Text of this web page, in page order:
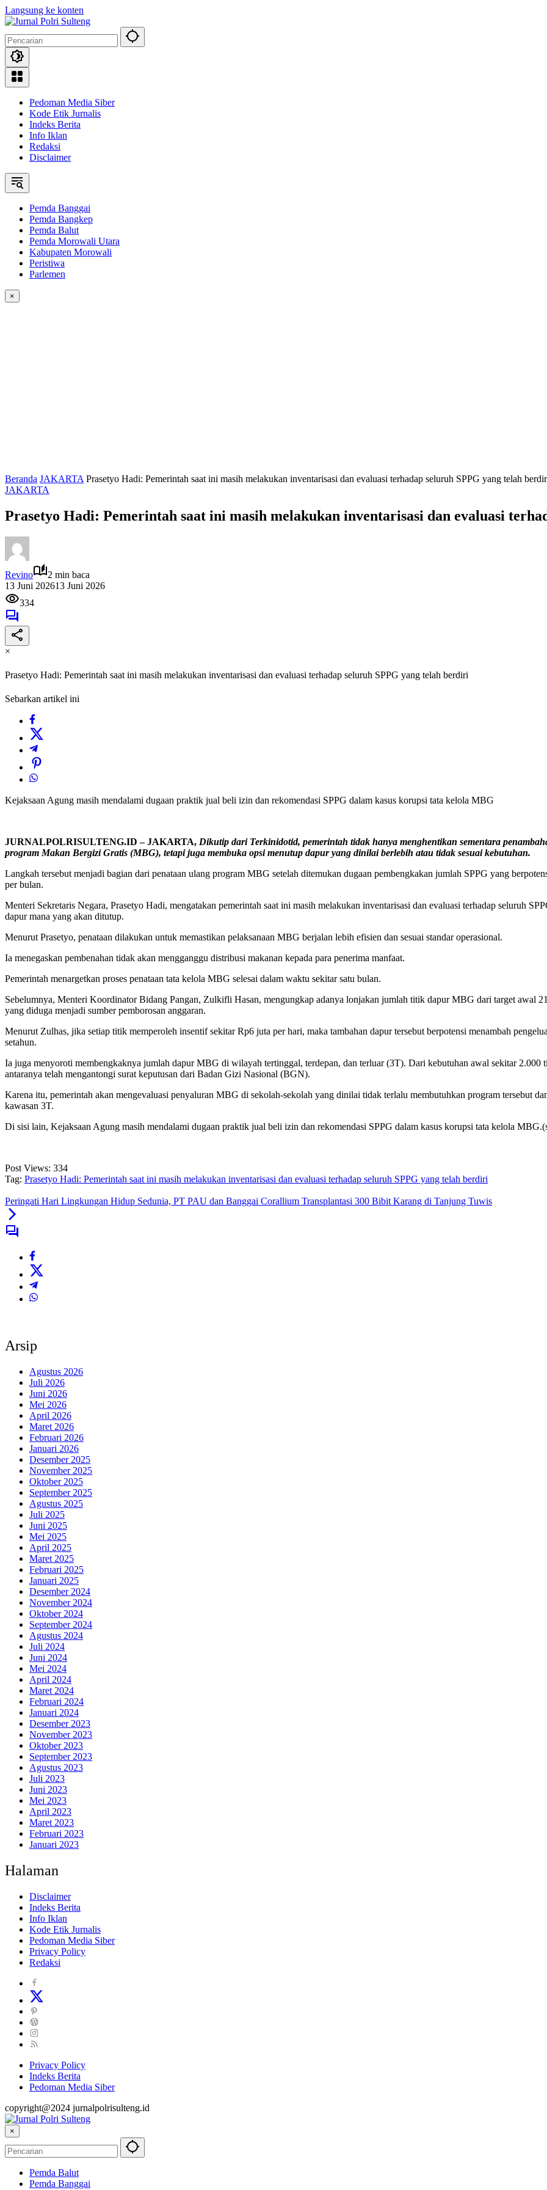
Langsung ke konten
Pedoman Media Siber
Kode Etik Jurnalis
Indeks Berita
Info Iklan
Redaksi
Disclaimer
Pemda Banggai
Pemda Bangkep
Pemda Balut
Pemda Morowali Utara
Kabupaten Morowali
Peristiwa
Parlemen
×
Beranda JAKARTA Prasetyo Hadi: Pemerintah saat ini masih melakukan inventarisasi dan evaluasi terhadap seluruh SPPG yang telah
JAKARTA
Prasetyo Hadi: Pemerintah saat ini masih melakukan inventarisasi dan evaluasi
Revino
2 min baca
13 Juni 202613 Juni 2026
334
×
Prasetyo Hadi: Pemerintah saat ini masih melakukan inventarisasi dan evaluasi terhadap seluruh SPPG yang telah berdiri
Sebarkan artikel ini
Kejaksaan Agung masih mendalami dugaan praktik jual beli izin dan rekomendasi SPPG dalam kasus korupsi tata kelola MBG
JURNALPOLRISULTENG.ID – JAKARTA, Dikutip dari Terkinidotid, pemerintah tidak hanya menghentikan sementara
program Makan Bergizi Gratis (MBG), tetapi juga membuka opsi menutup dapur yang dinilai berlebih atau tidak sesuai kebutuhan.
Langkah tersebut menjadi bagian dari penataan ulang program MBG setelah ditemukan dugaan pembengkakan jumlah SPPG yang
per bulan.
Menteri Sekretaris Negara, Prasetyo Hadi, mengatakan pemerintah saat ini masih melakukan inventarisasi dan evaluasi terhadap seluruh
dapur mana yang akan ditutup.
Menurut Prasetyo, penataan dilakukan untuk memastikan pelaksanaan MBG berjalan lebih efisien dan sesuai standar operasional.
Ia menegaskan pembenahan tidak akan mengganggu distribusi makanan kepada para penerima manfaat.
Pemerintah menargetkan proses penataan tata kelola MBG selesai dalam waktu sekitar satu bulan.
Sebelumnya, Menteri Koordinator Bidang Pangan, Zulkifli Hasan, mengungkap adanya lonjakan jumlah titik dapur MBG dari target awal
yang diduga menjadi sumber pemborosan anggaran.
Menurut Zulhas, jika setiap titik memperoleh insentif sekitar Rp6 juta per hari, maka tambahan dapur tersebut berpotensi menambah
setahun.
Ia juga menyoroti membengkaknya jumlah dapur MBG di wilayah tertinggal, terdepan, dan terluar (3T). Dari kebutuhan awal sekitar
antaranya telah mengantongi surat keputusan dari Badan Gizi Nasional (BGN).
Karena itu, pemerintah akan mengevaluasi penyaluran MBG di sekolah-sekolah yang dinilai tidak terlalu membutuhkan program tersebut
kawasan 3T.
Di sisi lain, Kejaksaan Agung masih mendalami dugaan praktik jual beli izin dan rekomendasi SPPG dalam kasus korupsi tata kelola
Post Views: 334
Tag: Prasetyo Hadi: Pemerintah saat ini masih melakukan inventarisasi dan evaluasi terhadap seluruh SPPG yang telah berdiri
Peringati Hari Lingkungan Hidup Sedunia, PT PAU dan Banggai Corallium Transplantasi 300 Bibit Karang di Tanjung Tuwis
Arsip
Agustus 2026
Juli 2026
Juni 2026
Mei 2026
April 2026
Maret 2026
Februari 2026
Januari 2026
Desember 2025
November 2025
Oktober 2025
September 2025
Agustus 2025
Juli 2025
Juni 2025
Mei 2025
April 2025
Maret 2025
Februari 2025
Januari 2025
Desember 2024
November 2024
Oktober 2024
September 2024
Agustus 2024
Juli 2024
Juni 2024
Mei 2024
April 2024
Maret 2024
Februari 2024
Januari 2024
Desember 2023
November 2023
Oktober 2023
September 2023
Agustus 2023
Juli 2023
Juni 2023
Mei 2023
April 2023
Maret 2023
Februari 2023
Januari 2023
Halaman
Disclaimer
Indeks Berita
Info Iklan
Kode Etik Jurnalis
Pedoman Media Siber
Privacy Policy
Redaksi
Privacy Policy
Indeks Berita
Pedoman Media Siber
copyright@2024 jurnalpolrisulteng.id
×
Pemda Balut
Pemda Banggai